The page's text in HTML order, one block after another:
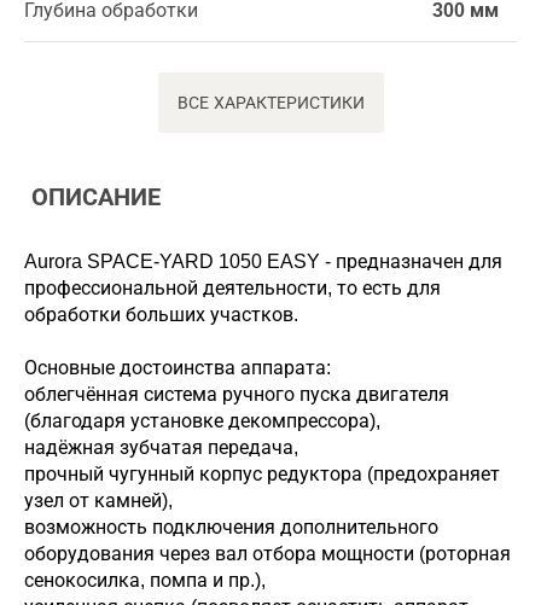
Глубина обработки 300 мм
ВСЕ ХАРАКТЕРИСТИКИ
ОПИСАНИЕ
Aurora SPACE-YARD 1050 EASY - предназначен для
профессиональной деятельности, то есть для
обработки больших участков.
Основные достоинства аппарата:
облегчённая система ручного пуска двигателя
(благодаря установке декомпрессора),
надёжная зубчатая передача,
прочный чугунный корпус редуктора (предохраняет
узел от камней),
возможность подключения дополнительного
оборудования через вал отбора мощности (роторная
сенокосилка, помпа и пр.),